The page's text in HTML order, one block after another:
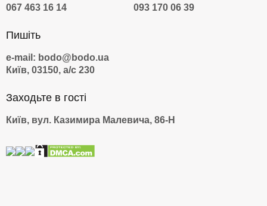
067 463 16 14
093 170 06 39
Пишіть
e-mail: bodo@bodo.ua
Київ, 03150, а/с 230
Заходьте в гості
Київ, вул. Казимира Малевича, 86-Н